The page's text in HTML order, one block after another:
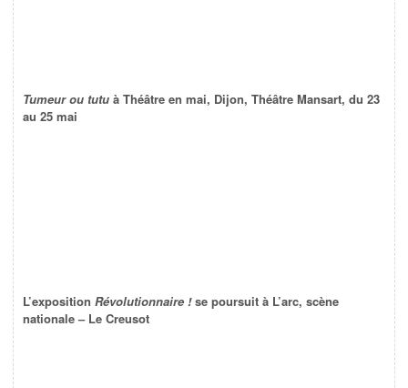
Tumeur ou tutu à Théâtre en mai, Dijon, Théâtre Mansart, du 23
au 25 mai
L’exposition Révolutionnaire !se poursuit à L’arc, scène
nationale – Le Creusot